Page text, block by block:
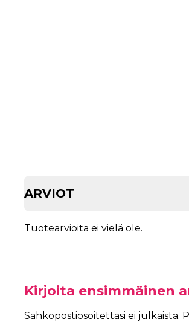
ARVIOT
Tuotearvioita ei vielä ole.
Kirjoita ensimmäinen
Sähköpostiosoitettasi ei julkaista.